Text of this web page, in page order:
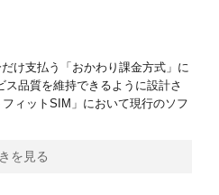
け支払う「おかわり課金方式」に
ス品質を維持できるように設計さ
ィットSIM」において現行のソフ
を見る